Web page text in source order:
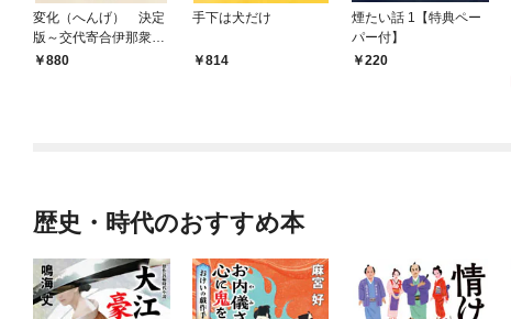
変化（へんげ） 決定
版～交代寄合伊那衆異
聞（1）～
880
手下は犬だけ
814
煙たい話 1【特典ペー
パー付】
220
歴史・時代のおすすめ本